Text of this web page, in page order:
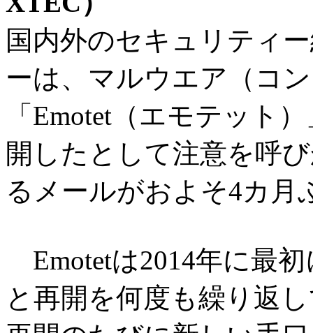
国内外のセキュリティ
ーは、マルウエア（コ
「Emotet（エモテット
開したとして注意を呼
るメールがおよそ4カ月
Emotetは2014年に最
と再開を何度も繰り返